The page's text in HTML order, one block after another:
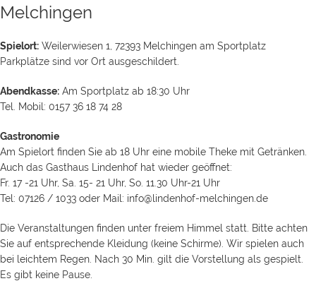
Melchingen
Spielort: Weilerwiesen 1, 72393 Melchingen am Sportplatz
Parkplätze sind vor Ort ausgeschildert.
Abendkasse: Am Sportplatz ab 18:30 Uhr
Tel. Mobil: 0157 36 18 74 28
Gastronomie
Am Spielort finden Sie ab 18 Uhr eine mobile Theke mit Getränken.
Auch das Gasthaus Lindenhof hat wieder geöffnet:
Fr. 17 -21 Uhr, Sa. 15- 21 Uhr, So. 11.30 Uhr-21 Uhr
Tel: 07126 / 1033 oder Mail: info@lindenhof-melchingen.de
Die Veranstaltungen finden unter freiem Himmel statt. Bitte achten
Sie auf entsprechende Kleidung (keine Schirme). Wir spielen auch
bei leichtem Regen. Nach 30 Min. gilt die Vorstellung als gespielt.
Es gibt keine Pause.